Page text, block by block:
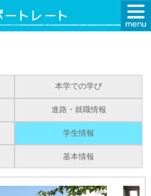
本学での学び
進路・就職情報
学生情報
基本情報